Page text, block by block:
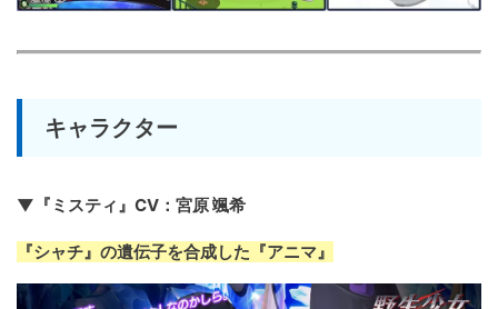
キャラクター
▼『ミスティ』CV：宮原 颯希
『シャチ』の遺伝子を合成した『アニマ』